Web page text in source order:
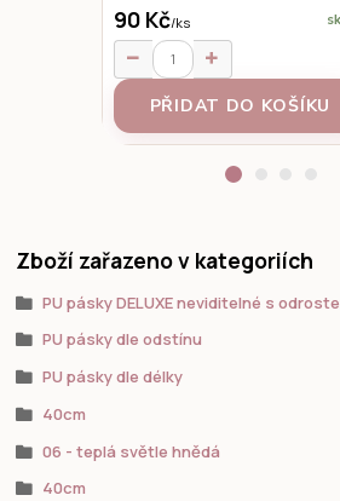
90 Kč/ks
PŘIDAT DO KOŠÍKU
Zboží zařazeno v kategoriích
PU pásky DELUXE neviditelné s
PU pásky dle odstínu
PU pásky dle délky
40cm
06 - teplá světle hnědá
40cm